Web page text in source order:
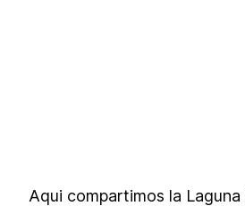
Aqui compartimos la